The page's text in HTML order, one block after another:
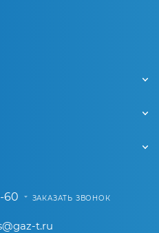
60 ЗАКАЗАТЬ ЗВОНОК
t.ru